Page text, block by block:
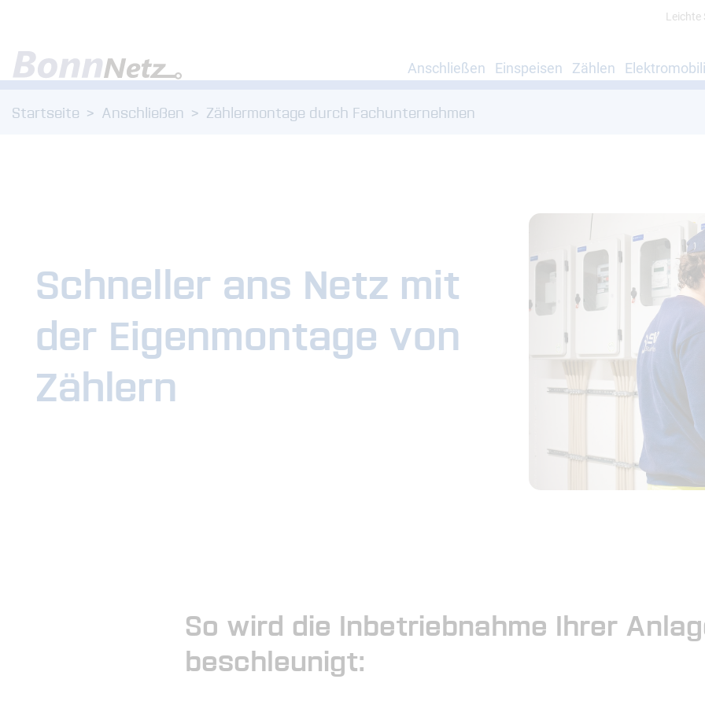
Zum Inhalt
Leichte
Anschließen Einspeisen Zählen
Startseite Anschließen Zählermontage durch Fachunternehmen
Schneller ans Netz mit
der Eigenmontage von
Zählern
So wird die Inbetriebnahme Ihrer
beschleunigt: